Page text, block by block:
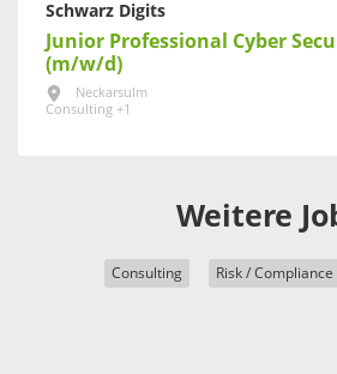
Schwarz Digits
Junior Professional Cyber
(m/w/d)
Neckarsulm
Consulting +1
Weitere
Consulting Risk /